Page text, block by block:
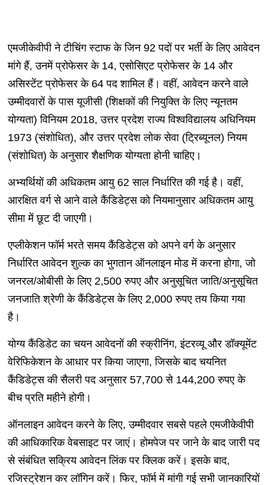
एमजीकेवीपी ने टीचिंग स्टाफ के जिन 92 पदों पर भर्ती के लिए आवेदन
मांगे हैं, उनमें प्रोफेसर के 14, एसोसिएट प्रोफेसर के 14 और
असिस्टेंट प्रोफेसर के 64 पद शामिल हैं। वहीं, आवेदन करने वाले
उम्मीदवारों के पास यूजीसी (शिक्षकों की नियुक्ति के लिए न्यूनतम
योग्यता) विनियम 2018, उत्तर प्रदेश राज्य विश्वविद्यालय अधिनियम
1973 (संशोधित), और उत्तर प्रदेश लोक सेवा (ट्रिब्यूनल) नियम
(संशोधित) के अनुसार शैक्षणिक योग्यता होनी चाहिए।
अभ्यर्थियों की अधिकतम आयु 62 साल निर्धारित की गई है। वहीं,
आरक्षित वर्ग से आने वाले कैंडिडेट्स को नियमानुसार अधिकतम आयु
सीमा में छूट दी जाएगी।
एप्लीकेशन फॉर्म भरते समय कैंडिडेट्स को अपने वर्ग के अनुसार
निर्धारित आवेदन शुल्क का भुगतान ऑनलाइन मोड में करना होगा, जो
जनरल/ओबीसी के लिए 2,500 रुपए और अनुसूचित जाति/अनुसूचित
जनजाति श्रेणी के कैंडिडेट्स के लिए 2,000 रुपए तय किया गया
है।
योग्य कैंडिडेट का चयन आवेदनों की स्क्रीनिंग, इंटरव्यू और डॉक्यूमेंट
वेरिफिकेशन के आधार पर किया जाएगा, जिसके बाद चयनित
कैंडिडेट्स की सैलरी पद अनुसार 57,700 से 144,200 रुपए के
बीच प्रति महीने होगी।
ऑनलाइन आवेदन करने के लिए, उम्मीदवार सबसे पहले एमजीकेवीपी
की आधिकारिक वेबसाइट पर जाएं। होमपेज पर जाने के बाद जारी पद
से संबंधित सक्रिय आवेदन लिंक पर क्लिक करें। इसके बाद,
रजिस्ट्रेशन कर लॉगिन करें। फिर, फॉर्म में मांगी गई सभी जानकारियों